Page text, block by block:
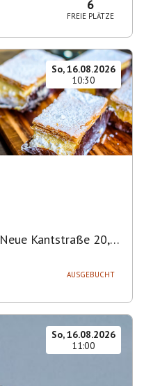
6
FREIE PLÄTZE
So, 16.08.2026
10:30
Neue Kantstraße 20,
AUSGEBUCHT
So, 16.08.2026
11:00